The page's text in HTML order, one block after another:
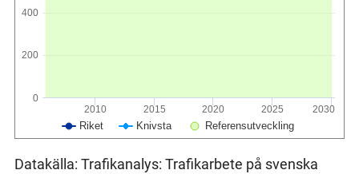
Riket Knivsta Referensutveckling
2010 2015 2020 2025 2030
0
200
400
Datakälla: Trafikanalys: Trafikarbete på svenska